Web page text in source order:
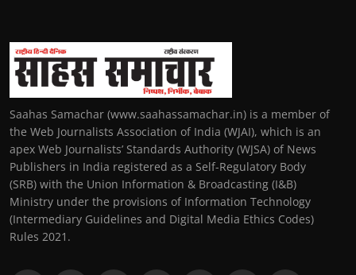
Saahas Samachar (www.saahassamachar.in) is a member of
the Web Journalists Association of India (WJAI), which is an
apex Web Journalists’ Standards Authority (WJSA) of News
Publishers in India registered as a Self-Regulatory Body
(SRB) with the Union Information & Broadcasting (I&B)
Ministry under the provisions of Information Technology
(Intermediary Guidelines and Digital Media Ethics Codes)
Rules 2021.